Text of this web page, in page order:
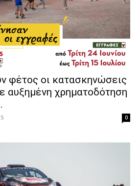
φέτος οι κατασκηνώσεις
αυξημένη χρηματοδότηση
0